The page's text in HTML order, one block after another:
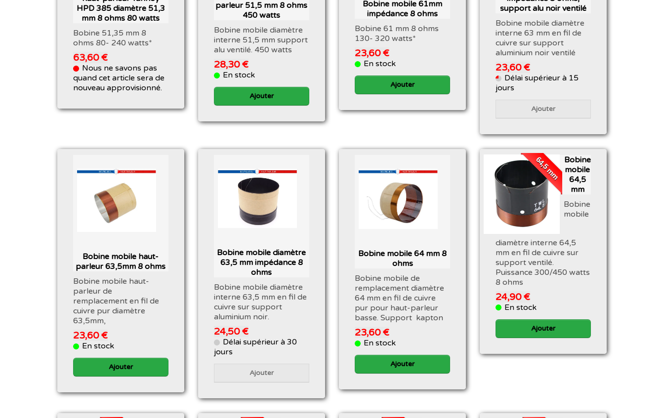
HPD 385 diamètre 51,3
mm 8 ohms 80 watts
Bobine 51,35 mm 8
ohms 80- 240 watts*
63,60 €
Nous ne savons pas
quand cet article sera de
nouveau approvisionné.
parleur 51,5 mm 8 ohms
450 watts
Bobine mobile diamètre
interne 51,5 mm support
alu ventilé. 450 watts
28,30 €
En stock
Ajouter
Bobine mobile 61mm
impédance 8 ohms
Bobine 61 mm 8 ohms
130- 320 watts*
23,60 €
En stock
Ajouter
support alu noir ventilé
Bobine mobile diamètre
interne 63 mm en fil de
cuivre sur support
aluminium noir ventilé
23,60 €
Délai supérieur à 15
jours
Ajouter
Bobine mobile haut-
parleur 63,5mm 8 ohms
Bobine mobile haut-
parleur de
remplacement en fil de
cuivre pur diamètre
63,5mm,
23,60 €
En stock
Ajouter
Bobine mobile diamètre
63,5 mm impédance 8
ohms
Bobine mobile diamètre
interne 63,5 mm en fil de
cuivre sur support
aluminium noir.
24,50 €
Délai supérieur à 30
jours
Ajouter
Bobine mobile 64 mm 8
ohms
Bobine mobile de
remplacement diamètre
64 mm en fil de cuivre
pur pour haut-parleur
basse. Support kapton
23,60 €
En stock
Ajouter
64,5 mm Bobine
mobile
64,5
mm
Bobine
mobile
diamètre interne 64,5
mm en fil de cuivre sur
support ventilé.
Puissance 300/450 watts
8 ohms
24,90 €
En stock
Ajouter